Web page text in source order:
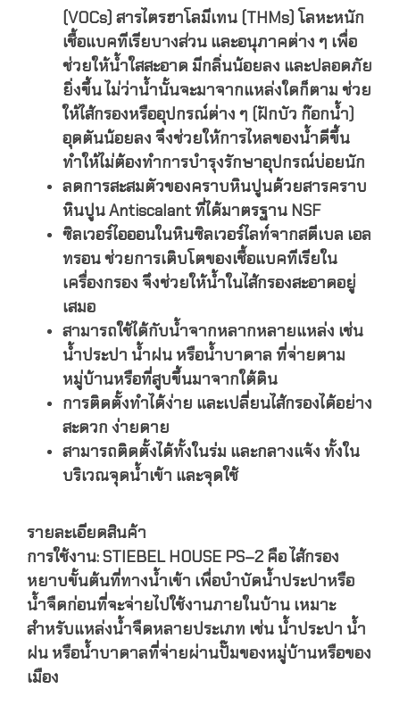
(VOCs) สารไตรฮาโลมีเทน (THMs) โลหะหนัก
เชื้อแบคทีเรียบางส่วน และอนุภาคต่าง ๆ เพื่อ
ช่วยให้น้ำใสสะอาด มีกลิ่นน้อยลง และปลอดภัย
ยิ่งขึ้น ไม่ว่าน้ำนั้นจะมาจากแหล่งใดก็ตาม ช่วย
ให้ไส้กรองหรืออุปกรณ์ต่าง ๆ (ฝักบัว ก๊อกน้ำ)
อุดตันน้อยลง จึงช่วยให้การไหลของน้ำดีขึ้น
ทำให้ไม่ต้องทำการบำรุงรักษาอุปกรณ์บ่อยนัก
ลดการสะสมตัวของคราบหินปูนด้วยสารคราบ
หินปูน Antiscalant ที่ได้มาตรฐาน NSF
ซิลเวอร์ไอออนในหินซิลเวอร์ไลท์จากสตีเบล เอล
ทรอน ช่วยการเติบโตของเชื้อแบคทีเรียใน
เครื่องกรอง จึงช่วยให้น้ำในไส้กรองสะอาดอยู่
เสมอ
สามารถใช้ได้กับน้ำจากหลากหลายแหล่ง เช่น
น้ำประปา น้ำฝน หรือน้ำบาดาล ที่จ่ายตาม
หมู่บ้านหรือที่สูบขึ้นมาจากใต้ดิน
การติดตั้งทำได้ง่าย และเปลี่ยนไส้กรองได้อย่าง
สะดวก ง่ายดาย
สามารถติดตั้งได้ทั้งในร่ม และกลางแจ้ง ทั้งใน
บริเวณจุดน้ำเข้า และจุดใช้
รายละเอียดสินค้า
การใช้งาน: STIEBEL HOUSE PS–2 คือ ไส้กรอง
หยาบขั้นต้นที่ทางน้ำเข้า เพื่อบำบัดน้ำประปาหรือ
น้ำจืดก่อนที่จะจ่ายไปใช้งานภายในบ้าน เหมาะ
สำหรับแหล่งน้ำจืดหลายประเภท เช่น น้ำประปา น้ำ
ฝน หรือน้ำบาดาลที่จ่ายผ่านปั๊มของหมู่บ้านหรือของ
เมือง